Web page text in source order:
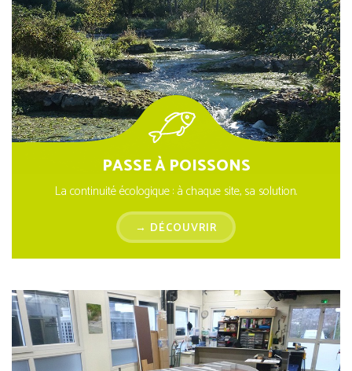
PASSE À POISSONS
La continuité écologique : à chaque site, sa solution.
→ DÉCOUVRIR